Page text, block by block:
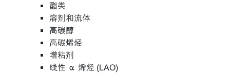
酯类
溶剂和流体
高碳醇
高碳烯烃
增粘剂
线性 α 烯烃 (LAO)